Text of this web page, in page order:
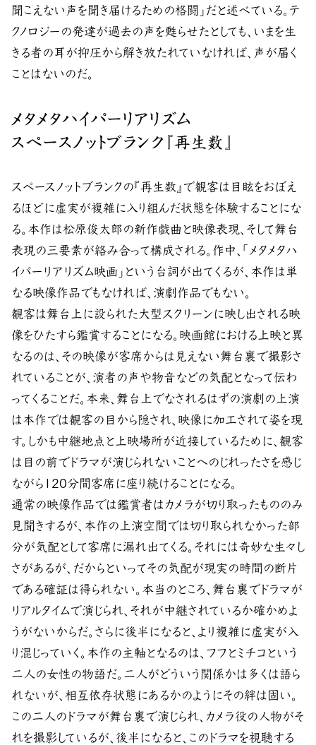
聞こえない声を聞き届けるための格闘」だと述べている。テ
クノロジーの発達が過去の声を甦らせたとしても、いまを生
きる者の耳が抑圧から解き放たれていなければ、声が届く
ことはないのだ。
メタメタハイパーリアリズム
スペースノットブランク『再生数』
スペースノットブランクの『再生数』で観客は目眩をおぼえ
るほどに虚実が複雑に入り組んだ状態を体験することにな
る。本作は松原俊太郎の新作戯曲と映像表現、そして舞台
表現の三要素が絡み合って構成される。作中、「メタメタハ
イパーリアリズム映画」という台詞が出てくるが、本作は単
なる映像作品でもなければ、演劇作品でもない。
観客は舞台上に設られた大型スクリーンに映し出される映
像をひたすら鑑賞することになる。映画館における上映と異
なるのは、その映像が客席からは見えない舞台裏で撮影さ
れていることが、演者の声や物音などの気配となって伝わ
ってくることだ。本来、舞台上でなされるはずの演劇の上演
は本作では観客の目から隠され、映像に加工されて姿を現
す。しかも中継地点と上映場所が近接しているために、観客
は目の前でドラマが演じられないことへのじれったさを感じ
ながら120分間客席に座り続けることになる。
通常の映像作品では鑑賞者はカメラが切り取ったもののみ
見聞きするが、本作の上演空間では切り取られなかった部
分が気配として客席に漏れ出てくる。それには奇妙な生々し
さがあるが、だからといってその気配が現実の時間の断片
である確証は得られない。本当のところ、舞台裏でドラマが
リアルタイムで演じられ、それが中継されているか確かめよ
うがないからだ。さらに後半になると、より複雑に虚実が入
り混じっていく。本作の主軸となるのは、フフとミチコという
二人の女性の物語だ。二人がどういう関係かは多くは語ら
れないが、相互依存状態にあるかのようにその絆は固い。
この二人のドラマが舞台裏で演じられ、カメラ役の人物がそ
れを撮影しているが、後半になると、このドラマを視聴する